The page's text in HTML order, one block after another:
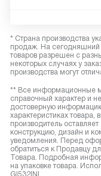
* Страна производства
продаж. На сегодняшний
товаров разрешен с
некоторых случаях у
производства могут
** Все информационные
справочный характер и
достоверную
характеристиках
производитель
конструкцию, дизайн и
уведомления. Перед
обратиться к Продавцу
Товара. Подробная
на упаковке товара.